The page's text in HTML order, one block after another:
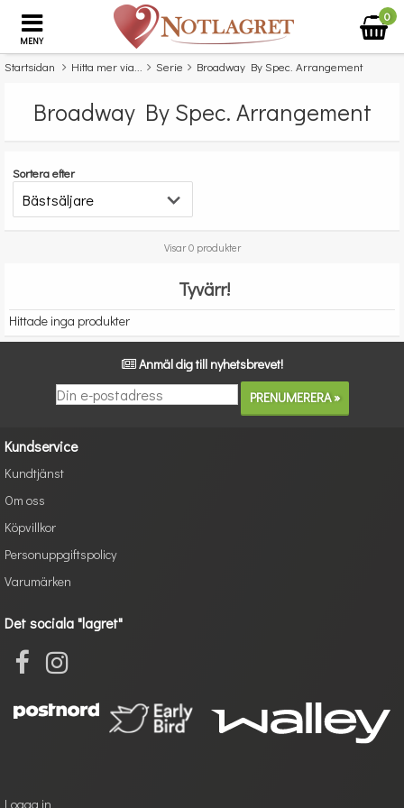
MENY
0
Startsidan Hitta mer via... Serie Broadway By Spec. Arrangement
Broadway By Spec. Arrangement
Sortera efter
Visar 0 produkter
Tyvärr!
Hittade inga produkter
Anmäl dig till nyhetsbrevet!
Kundservice
Kundtjänst
Om oss
Köpvillkor
Personuppgiftspolicy
Varumärken
Det sociala "lagret"
Logga in